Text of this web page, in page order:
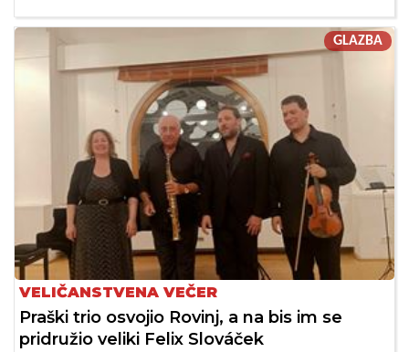
GLAZBA
VELIČANSTVENA VEČER
Praški trio osvojio Rovinj, a na bis im se
pridružio veliki Felix Slováček